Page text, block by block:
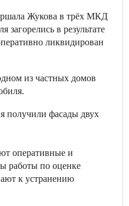
Жукова в трёх МКД
загорелись в результате
ликвидирован
из частных домов
получили фасады двух
оперативные и
работы по оценке
к устранению